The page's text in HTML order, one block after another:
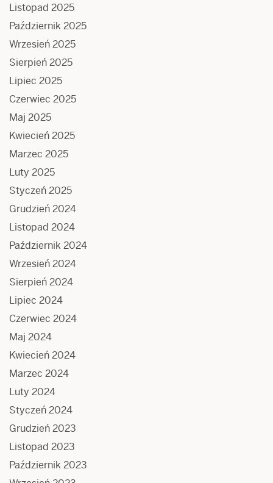
Listopad 2025
Październik 2025
Wrzesień 2025
Sierpień 2025
Lipiec 2025
Czerwiec 2025
Maj 2025
Kwiecień 2025
Marzec 2025
Luty 2025
Styczeń 2025
Grudzień 2024
Listopad 2024
Październik 2024
Wrzesień 2024
Sierpień 2024
Lipiec 2024
Czerwiec 2024
Maj 2024
Kwiecień 2024
Marzec 2024
Luty 2024
Styczeń 2024
Grudzień 2023
Listopad 2023
Październik 2023